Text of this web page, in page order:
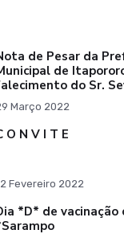
de Pesar da
de
do Sr.
Silva "Pai do Ex-
Março 2022
C O N V I T E
Fevereiro 2022
*D* de vacinação